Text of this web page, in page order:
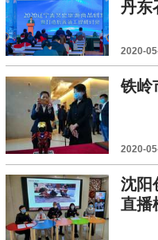
丹东
2020-
铁岭
2020-
沈阳
直播